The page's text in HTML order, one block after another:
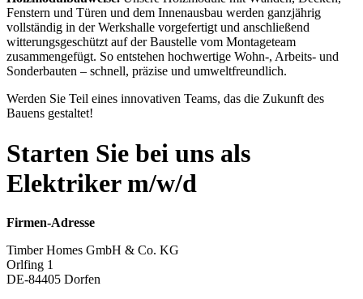
Fenstern und Türen und dem Innenausbau werden ganzjährig
vollständig in der Werkshalle vorgefertigt und anschließend
witterungsgeschützt auf der Baustelle vom Montageteam
zusammengefügt. So entstehen hochwertige Wohn-, Arbeits- und
Sonderbauten – schnell, präzise und umweltfreundlich.
Werden Sie Teil eines innovativen Teams, das die Zukunft des
Bauens gestaltet!
Starten Sie bei uns als
Elektriker m/w/d
Firmen-Adresse
Timber Homes GmbH & Co. KG
Orlfing 1
DE-84405 Dorfen